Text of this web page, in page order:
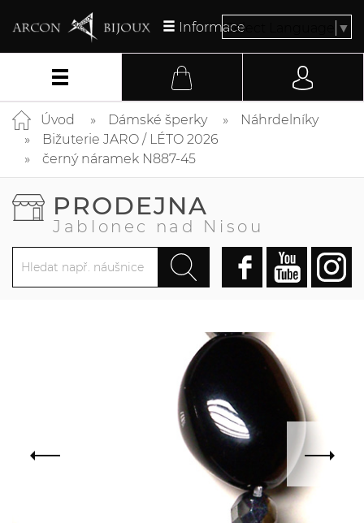
InformaceSelect Language ▼
Úvod Dámské šperky
Náhrdelníky
Bižuterie JARO / LÉTO 2026
černý náramek N887-45
PRODEJNA
Jablonec nad Nisou